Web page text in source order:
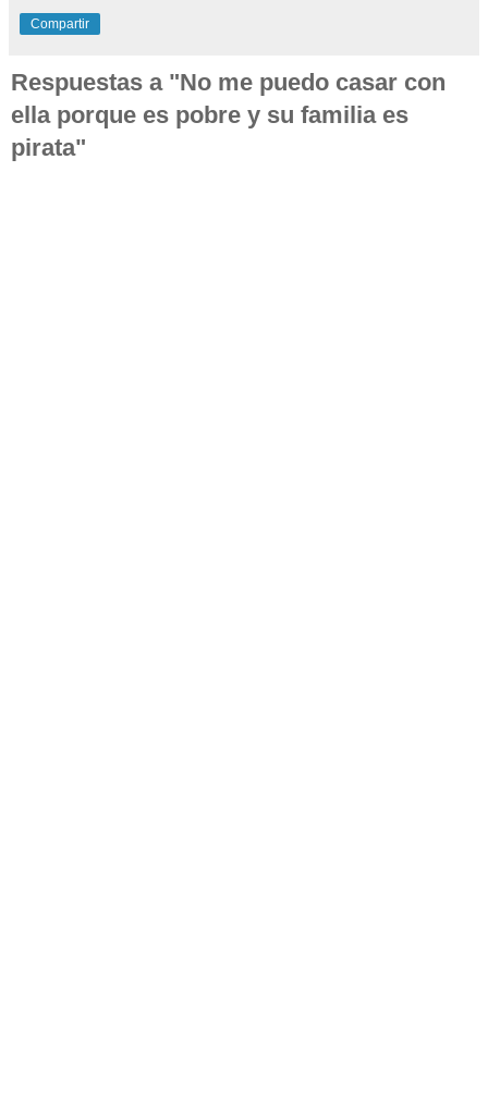
Compartir
Respuestas a "No me puedo casar con
ella porque es pobre y su familia es
pirata"